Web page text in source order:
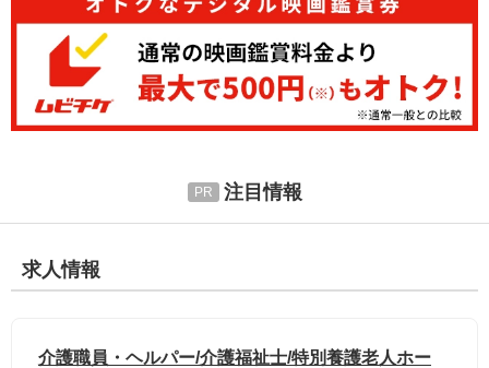
注目情報
求人情報
介護職員・ヘルパー/介護福祉士/特別養護老人ホー